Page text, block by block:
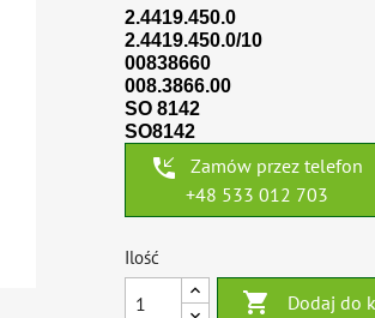
2.4419.450.0
2.4419.450.0/10
00838660
008.3866.00
SO 8142
SO8142
phone_callback
Zamów przez telefon
+48 533 012 703
Ilość
 Dodaj do